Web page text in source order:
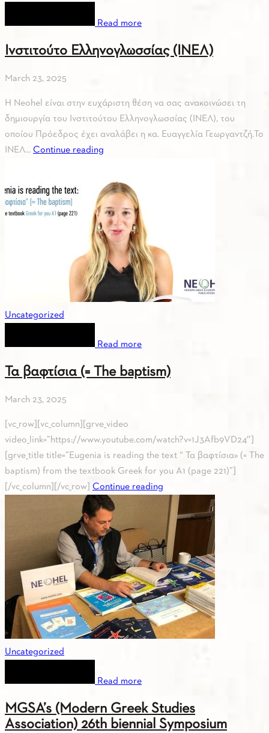
Read more
Ινστιτούτο Ελληνογλωσσίας (ΙΝΕΛ)
March 23, 2025
Η Neohel είναι στην ευχάριστη θέση να σας ανακοινώσει τη
δημιουργία του Ινστιτούτου Ελληνογλωσσίας (ΙΝΕΛ), του
οποίου Πρόεδρος έχει αναλάβει η κα. Ευαγγελία Γεωργαντζή.Το
ΙΝΕΛ... Continue reading
Uncategorized
Read more
Τα βαφτίσια (= The baptism)
March 23, 2025
[vc_row][vc_column][grve_video
video_link=”https://www.youtube.com/watch?v=1J3Afb9VD24″]
[grve_title title=”Eugenia is reading the text “ Τα βαφτίσια» (= The
baptism) from the textbook Greek for you A1 (page 221)”]
[/vc_column][/vc_row] Continue reading
Uncategorized
Read more
MGSA’s (Modern Greek Studies
Association) 26th biennial Symposium